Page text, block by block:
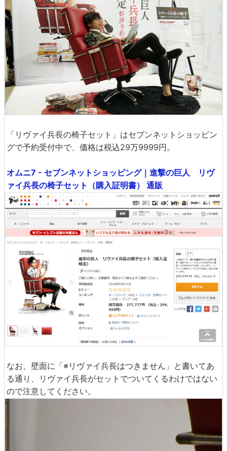
「リヴァイ兵長の椅子セット」はセブンネットショッピン
グで予約受付中で、価格は税込29万9999円。
オムニ7 - セブンネットショッピング｜進撃の巨人 リヴ
ァイ兵長の椅子セット（購入証明書） 通販
なお、壁面に「※リヴァイ兵長はつきません」と書いてあ
る通り、リヴァイ兵長がセットでついてくるわけではない
ので注意してください。